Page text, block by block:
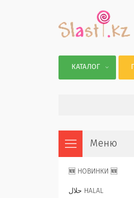
КАТАЛОГ
🆕 НОВИНКИ 🆕
حلال HALAL